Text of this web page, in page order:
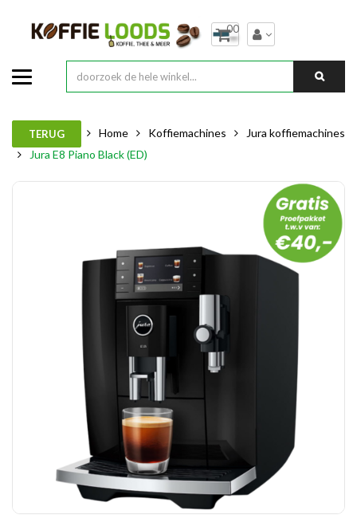
00
TERUG Home Koffiemachines
Jura koffiemachines
Jura E8 Piano Black (ED)